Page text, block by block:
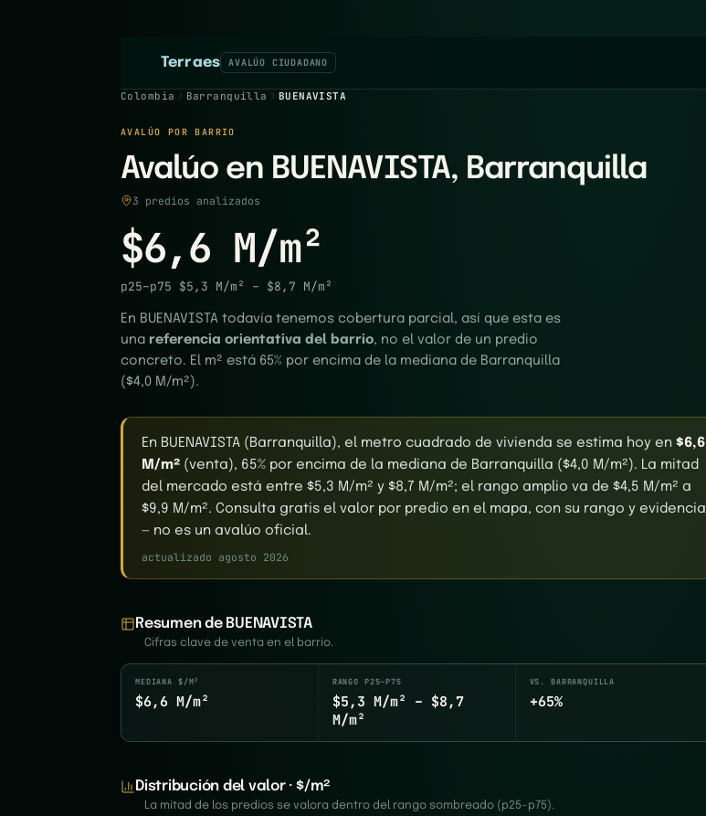
Terraes AVALÚO CIUDADANO
Colombia Barranquilla BUENAVISTA
AVALÚO POR BARRIO
Avalúo en BUENAVISTA, Barranquilla
3 predios analizados
$6,6 M/m²
p25–p75 $5,3 M/m² – $8,7 M/m²
En BUENAVISTA todavía tenemos cobertura parcial, así que esta es
una referencia orientativa del barrio, no el valor de un predio
concreto. El m² está 65% por encima de la mediana de Barranquilla
($4,0 M/m²).
En BUENAVISTA (Barranquilla), el metro cuadrado de vivienda se estima hoy en $6,6
M/m² (venta), 65% por encima de la mediana de Barranquilla ($4,0 M/m²). La mitad
del mercado está entre $5,3 M/m² y $8,7 M/m²; el rango amplio va de $4,5 M/m² a
$9,9 M/m². Consulta gratis el valor por predio en el mapa, con su rango y evidencia
— no es un avalúo oficial.
actualizado agosto 2026
Resumen de BUENAVISTA
Cifras clave de venta en el barrio.
MEDIANA $/M²
$6,6 M/m²
RANGO P25–P75
$5,3 M/m² – $8,7
M/m²
VS. BARRANQUILLA
+65%
Distribución del valor · $/m²
La mitad de los predios se valora dentro del rango sombreado (p25–p75).